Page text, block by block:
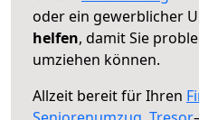
oder ein gewerblicher
helfen, damit Sie
umziehen können.
Allzeit bereit für Ihren